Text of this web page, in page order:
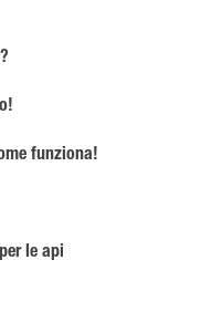
funziona!
le api